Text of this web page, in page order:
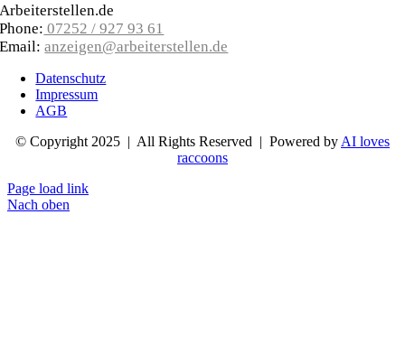
Arbeiterstellen.de
Phone: 07252 / 927 93 61
Email:anzeigen@arbeiterstellen.de
Datenschutz
Impressum
AGB
© Copyright 2025 | All Rights Reserved | Powered by AI loves
raccoons
Page load link
Nach oben